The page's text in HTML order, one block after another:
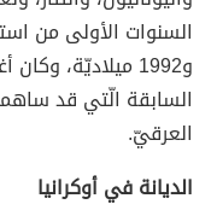
و1992 ميلاديّة،
السابقة الّتي قد
العرقيّ.
الديانة في أوكرانيا